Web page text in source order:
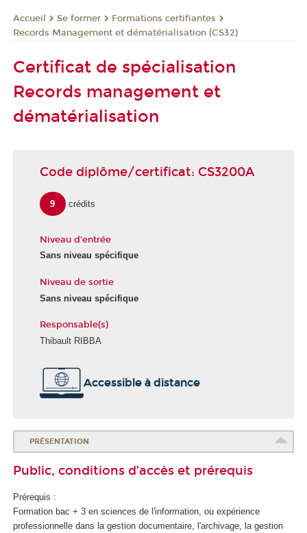
Accueil Se former
Formations certifiantes
Records Management et dématérialisation (CS32)
Certificat de spécialisation
Records management et
dématérialisation
Code diplôme/certificat: CS3200A
9 crédits
Niveau d'entrée
Sans niveau spécifique
Niveau de sortie
Sans niveau spécifique
Responsable(s)
Thibault RIBBA
É
o
d
u
n
m
é
r
Accessible à distance
PRÉSENTATION
Public, conditions d’accès et prérequis
Prérequis :
Formation bac + 3 en sciences de l'information, ou expérience
professionnelle dans la gestion documentaire, l'archivage, la gestion